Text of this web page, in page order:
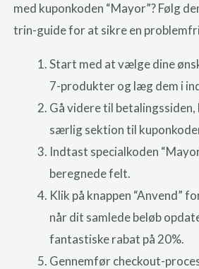
med kuponkoden “Mayor”? Følg
trin-guide for at sikre en
Start med at vælge dine
7-produkter og læg dem i
Gå videre til betalingssiden,
særlig sektion til
Indtast specialkoden
beregnede felt.
Klik på knappen “Anvend”
når dit samlede beløb
fantastiske rabat på 20%.
Gennemfør checkout-